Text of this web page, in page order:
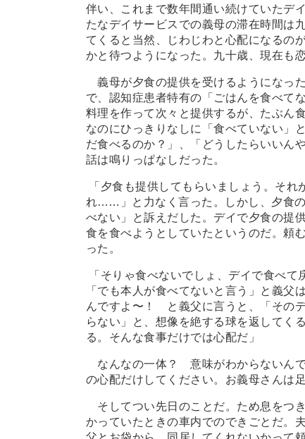
伴い、これまで数年間通い続けていたデ
たなデイサービスでの義母の滞在時間は
てくると当然、じわじわと心配になるの
かと待つようになった。九十歳、現在も恋
義母が夕食の提供を受けるようになっ
で、認知症患者特有の「ごはんを食べて
料理を作って次々と提供するが、たぶん
なのにひっきりなしに「食べていない」
だ食べるのか？」、「どうしたらいいん
話は鳴りっぱなしだった。
「夕食も提供してもらいましょう。それ
れ… …」と力なく言った。しかし、夕食
べない」と訴えだした。デイで夕食の提
食を食べようとしていたというのだ。頼
った。
「そりゃ食べないでしょ、デイで食べて
「でも本人が食べてないと言う」と義父
んですよ〜！ と義父に言うと、「その
らない」と、想像を絶する球を返してく
る。そんな食事だけでは心配だ」
なんなの一体？ 意味がわからないんで
の心配だけしてください。お義母さんは
そしてつい先日のことだ。ため息をつ
かっていたときの車内でのできごとだ。